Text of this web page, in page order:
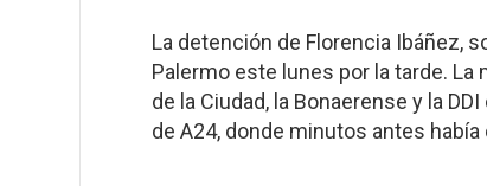
La detención de Florencia Ibáñez,
Palermo este lunes por la tarde.
de la Ciudad, la Bonaerense y la
de A24, donde minutos antes